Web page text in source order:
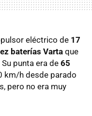
eléctrico de 17
baterías Varta que
Su punta era de65
km/h desde parado
pero no era muy